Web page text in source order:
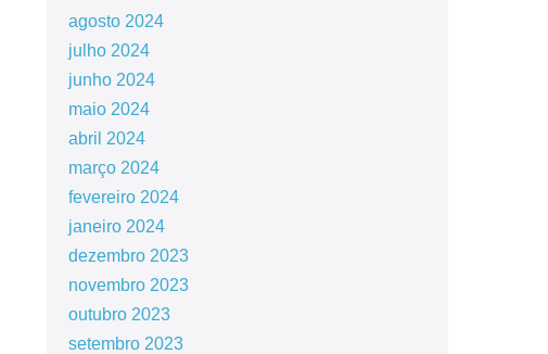
agosto 2024
julho 2024
junho 2024
maio 2024
abril 2024
março 2024
fevereiro 2024
janeiro 2024
dezembro 2023
novembro 2023
outubro 2023
setembro 2023